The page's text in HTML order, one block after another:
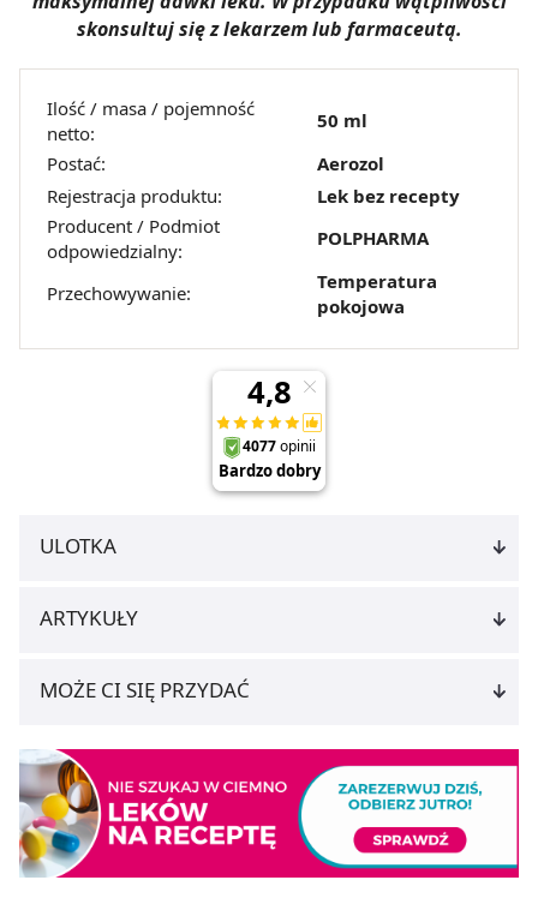
skonsultuj się z lekarzem lub farmaceutą.
Ilość / masa / pojemność
netto:
50 ml
Postać:
Aerozol
Rejestracja produktu:
Lek bez recepty
Producent / Podmiot
odpowiedzialny:
POLPHARMA
Przechowywanie:
Temperatura
pokojowa
ULOTKA
ARTYKUŁY
MOŻE CI SIĘ PRZYDAĆ